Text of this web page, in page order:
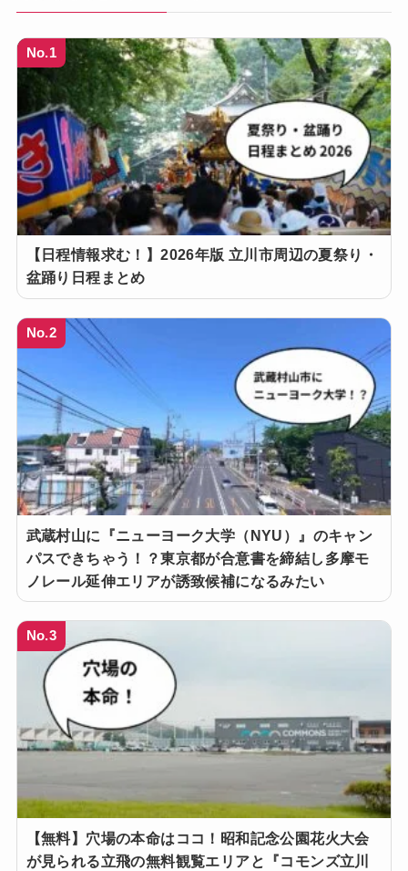
No.1
【日程情報求む！】2026年版 立川市周辺の夏祭り・
盆踊り日程まとめ
No.2
武蔵村山に『ニューヨーク大学（NYU）』のキャン
パスできちゃう！？東京都が合意書を締結し多摩モ
ノレール延伸エリアが誘致候補になるみたい
No.3
【無料】穴場の本命はココ！昭和記念公園花火大会
が見られる立飛の無料観覧エリアと『コモンズ立川